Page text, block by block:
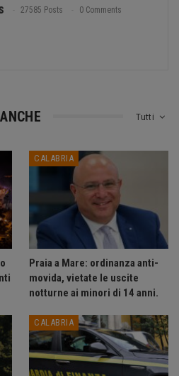
27585 Posts 0 Comments
Tutti
CALABRIA
Praia a Mare: ordinanza anti-
movida, vietate le uscite
notturne ai minori di 14 anni.
CALABRIA